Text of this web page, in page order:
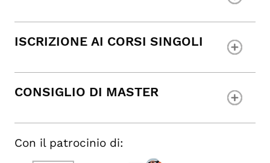
ISCRIZIONE AI CORSI SINGOLI
CONSIGLIO DI MASTER
Con il patrocinio di: